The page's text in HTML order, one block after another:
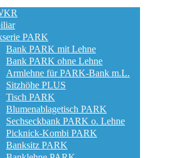
PARK
Bank PARK mit Lehne
Bank PARK ohne Lehne
Armlehne für PARK-Bank m.L.
Sitzhöhe PLUS
Tisch PARK
Blumenablagetisch PARK
Sechseckbank PARK o. Lehne
Picknick-Kombi PARK
Banksitz PARK